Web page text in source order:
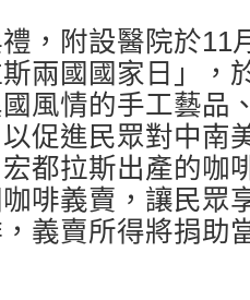
，附設醫院於11
兩國國家日」，
風情的手工藝品
促進民眾對中南
都拉斯出產的咖
啡義賣，讓民眾
義賣所得將捐助